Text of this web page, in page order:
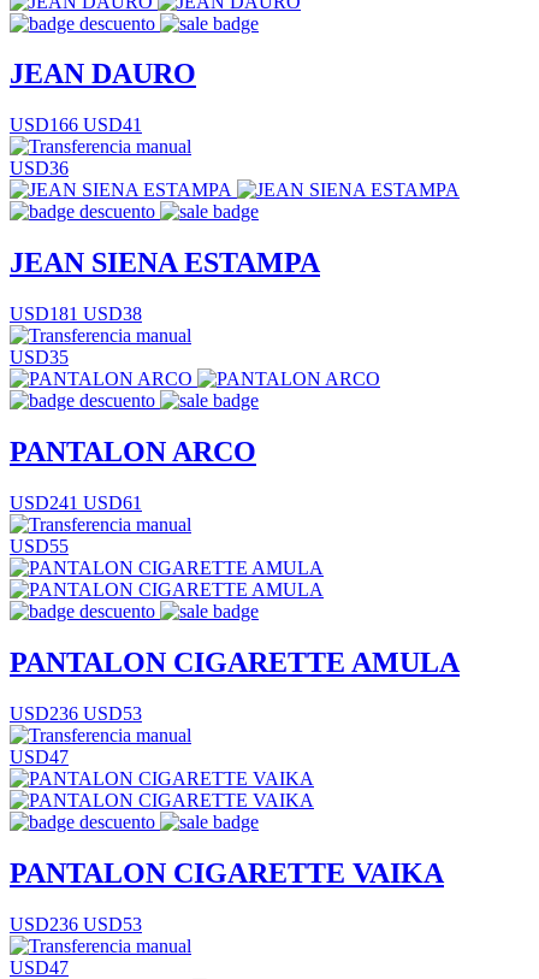
JEAN DAURO
USD166 USD41
USD36
JEAN SIENA ESTAMPA
USD181 USD38
USD35
PANTALON ARCO
USD241 USD61
USD55
PANTALON CIGARETTE AMULA
USD236 USD53
USD47
PANTALON CIGARETTE VAIKA
USD236 USD53
USD47